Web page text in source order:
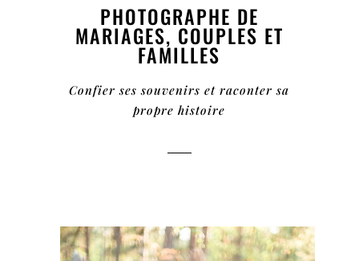
PHOTOGRAPHE DE
MARIAGES, COUPLES ET
FAMILLES
Confier ses souvenirs et raconter sa
propre histoire